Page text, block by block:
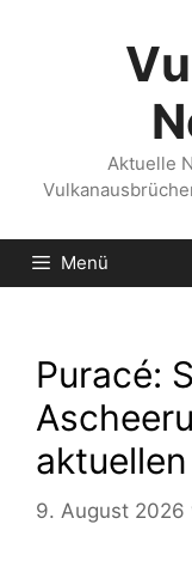
Aktuelle
Menü
Puracé:
9. August 2026